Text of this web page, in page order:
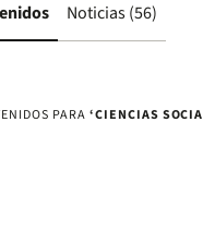
Noticias (56)
PARA ‘CIENCIAS